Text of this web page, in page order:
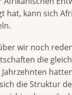
hat, kann sich
wir noch
die
die Struktur